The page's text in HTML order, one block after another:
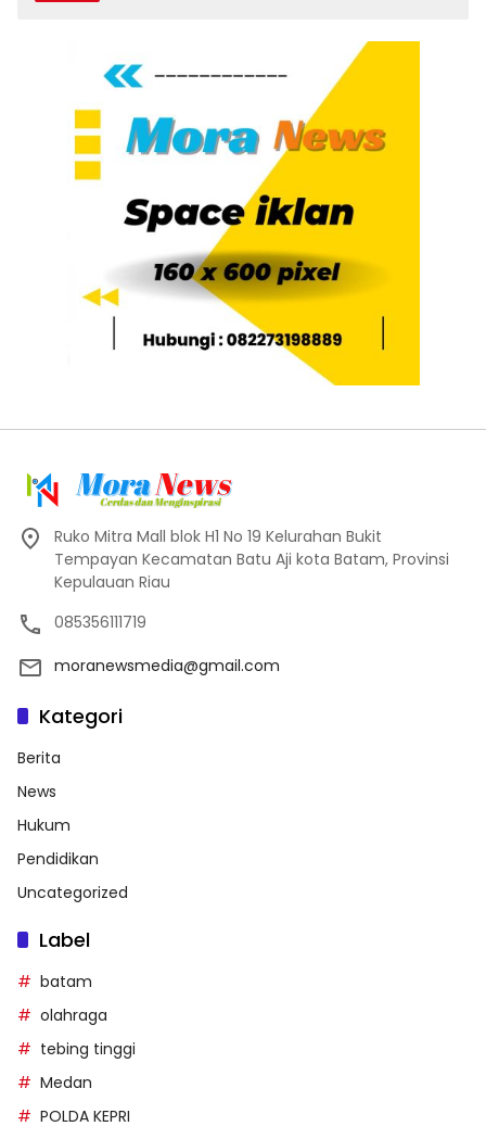
Ruko Mitra Mall blok H1 No 19 Kelurahan Bukit
Tempayan Kecamatan Batu Aji kota Batam, Provinsi
Kepulauan Riau
085356111719
moranewsmedia@gmail.com
Kategori
Berita
News
Hukum
Pendidikan
Uncategorized
Label
batam
olahraga
tebing tinggi
Medan
POLDA KEPRI